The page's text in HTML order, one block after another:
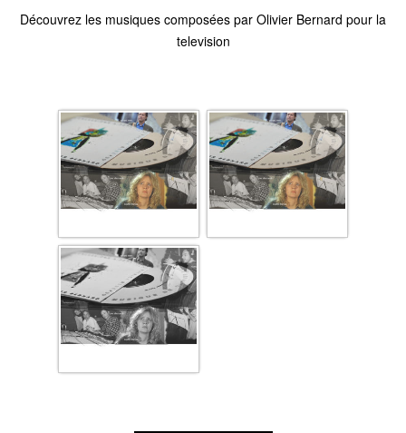
Découvrez les musiques composées par Olivier Bernard pour la
television